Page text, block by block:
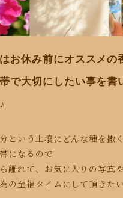
お休み前にオススメの
で大切にしたい事を書
という土壌にどんな種を撒
になるので
離れて、お気に入りの写真
の至福タイム に して頂きた